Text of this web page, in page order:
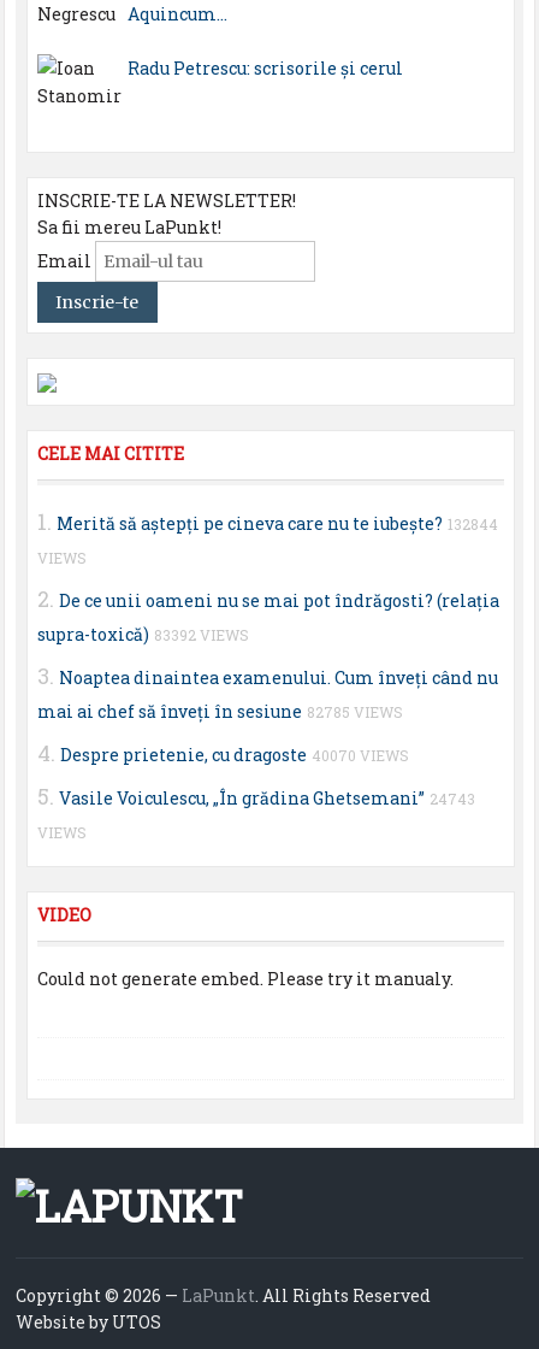
Aquincum…
Radu Petrescu: scrisorile şi cerul
INSCRIE-TE LA NEWSLETTER!
Sa fii mereu LaPunkt!
Email
CELE MAI CITITE
Merită să aştepţi pe cineva care nu te iubeşte? 132844
VIEWS
De ce unii oameni nu se mai pot îndrăgosti? (relaţia
supra-toxică) 83392 VIEWS
Noaptea dinaintea examenului. Cum înveţi când nu
mai ai chef să înveţi în sesiune 82785 VIEWS
Despre prietenie, cu dragoste 40070 VIEWS
Vasile Voiculescu, „În grădina Ghetsemani” 24743
VIEWS
VIDEO
Could not generate embed. Please try it manualy.
Copyright © 2026 — LaPunkt. All Rights Reserved
Website by UTOS